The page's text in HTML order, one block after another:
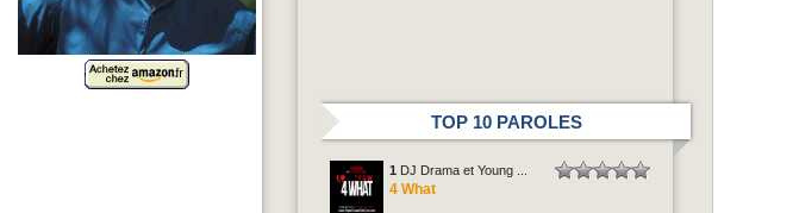
TOP 10 PAROLES
1 DJ Drama et Young ...
4 What